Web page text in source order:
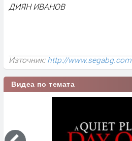
ДИЯН ИВАНОВ
Източник:http://www.segabg.com
Видеа по темата